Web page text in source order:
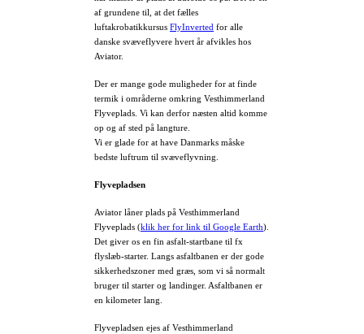
af grundene til, at det fælles
luftakrobatikkursus FlyInverted for alle
danske svæveflyvere hvert år afvikles hos
Aviator.
Der er mange gode muligheder for at finde
termik i områderne omkring Vesthimmerland
Flyveplads. Vi kan derfor næsten altid komme
op og af sted på langture.
Vi er glade for at have Danmarks måske
bedste luftrum til svæveflyvning.
Flyvepladsen
Aviator låner plads på Vesthimmerland
Flyveplads (klik her for link til Google Earth).
Det giver os en fin asfalt-startbane til fx
flyslæb-starter. Langs asfaltbanen er der gode
sikkerhedszoner med græs, som vi så normalt
bruger til starter og landinger. Asfaltbanen er
en kilometer lang.
Flyvepladsen ejes af Vesthimmerland